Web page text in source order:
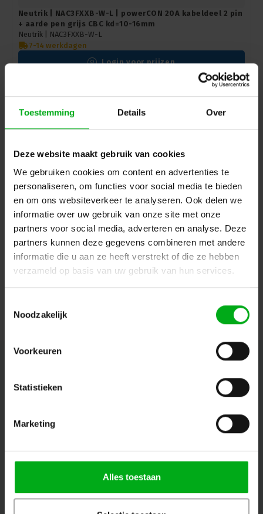
Toestemming Details Over
Deze website maakt gebruik van cookies
We gebruiken cookies om content en advertenties te
personaliseren, om functies voor social media te bieden
en om ons websiteverkeer te analyseren. Ook delen we
informatie over uw gebruik van onze site met onze
partners voor social media, adverteren en analyse. Deze
partners kunnen deze gegevens combineren met andere
informatie die u aan ze heeft verstrekt of die ze hebben
verzameld op basis van uw gebruik van hun services.
Noodzakelijk
Voorkeuren
Statistieken
Marketing
Alles toestaan
Neutrik | NAC3FXXB-W-L | powerCON 20A kabeldeel 2 pin
+ aarde pen grijs CBC kd=10-16mm
Neutrik |
NAC3FXXB-W-L
7-14 werkdagen
Login voor prijzen
Neutrik | NAC3FXXB-W-S | powerCON 20A kabeldeel 2 pin
+ aarde pen grijs CBC kd= 6-12mm
NAC3FXXB-W-S
7-14 werkdagen
Contact
Ontvang de laatste updates, nieuws en aanbiedingen via email